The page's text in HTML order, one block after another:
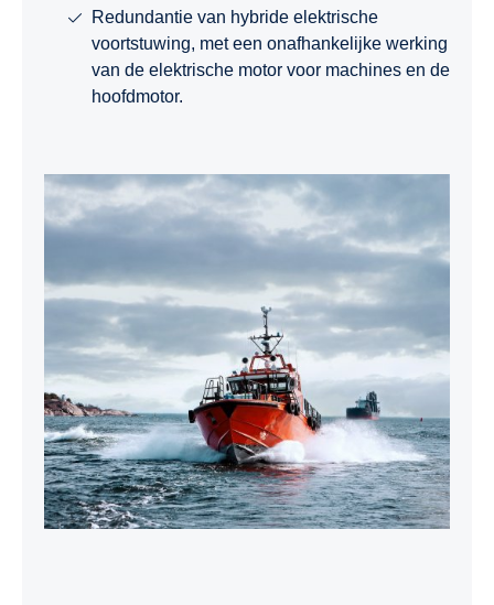
Redundantie van hybride elektrische
voortstuwing, met een onafhankelijke werking
van de elektrische motor voor machines en de
hoofdmotor.